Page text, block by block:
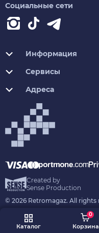
Социальные сети
Информация
Сервисы
Адреса
Created by
Sense Production
© 2026 Retromagaz. All rights
Каталог
0
Корзина